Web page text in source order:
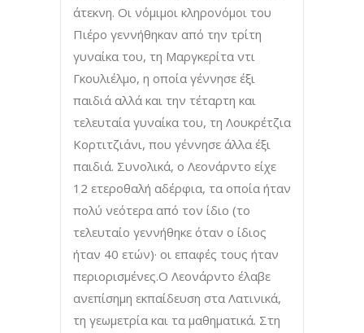
άτεκνη. Οι νόμιμοι κληρονόμοι του
Πιέρο γεννήθηκαν από την τρίτη
γυναίκα του, τη Μαργκερίτα ντι
Γκουλιέλμο, η οποία γέννησε έξι
παιδιά αλλά και την τέταρτη και
τελευταία γυναίκα του, τη Λουκρέτζια
Κορτιτζιάνι, που γέννησε άλλα έξι
παιδιά. Συνολικά, ο Λεονάρντο είχε
12 ετεροθαλή αδέρφια, τα οποία ήταν
πολύ νεότερα από τον ίδιο (το
τελευταίο γεννήθηκε όταν ο ίδιος
ήταν 40 ετών)· οι επαφές τους ήταν
περιορισμένες.Ο Λεονάρντο έλαβε
ανεπίσημη εκπαίδευση στα Λατινικά,
τη γεωμετρία και τα μαθηματικά. Στη